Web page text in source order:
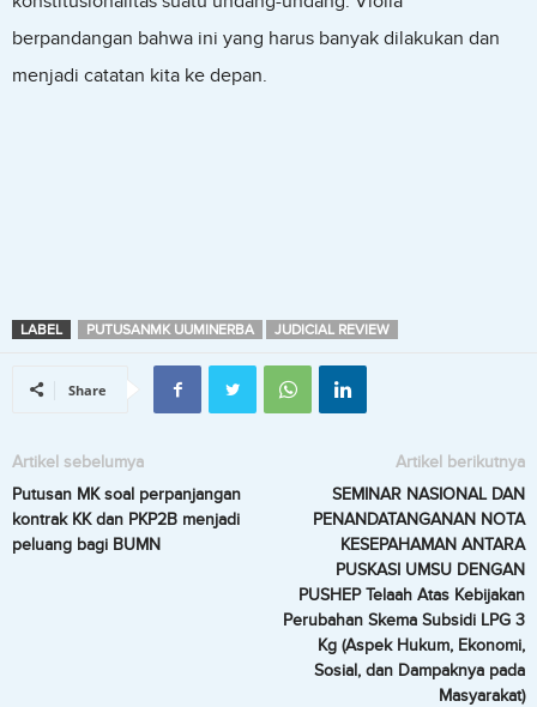
berpandangan bahwa ini yang harus banyak dilakukan dan
menjadi catatan kita ke depan.
LABEL PUTUSANMK UUMINERBA JUDICIAL REVIEW
Share
Artikel sebelumya
Putusan MK soal perpanjangan
kontrak KK dan PKP2B menjadi
peluang bagi BUMN
Artikel berikutnya
SEMINAR NASIONAL DAN
PENANDATANGANAN NOTA
KESEPAHAMAN ANTARA
PUSKASI UMSU DENGAN
PUSHEP Telaah Atas Kebijakan
Perubahan Skema Subsidi LPG 3
Kg (Aspek Hukum, Ekonomi,
Sosial, dan Dampaknya pada
Masyarakat)